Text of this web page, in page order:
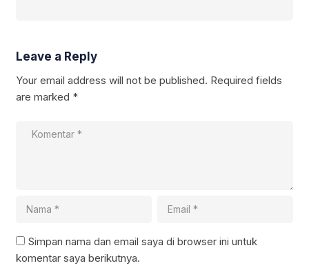
Leave a Reply
Your email address will not be published. Required fields
are marked *
Simpan nama dan email saya di browser ini untuk
komentar saya berikutnya.